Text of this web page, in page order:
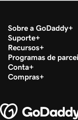
Sobre a GoDaddy
Suporte
Recursos
Programas de
Conta
Compras